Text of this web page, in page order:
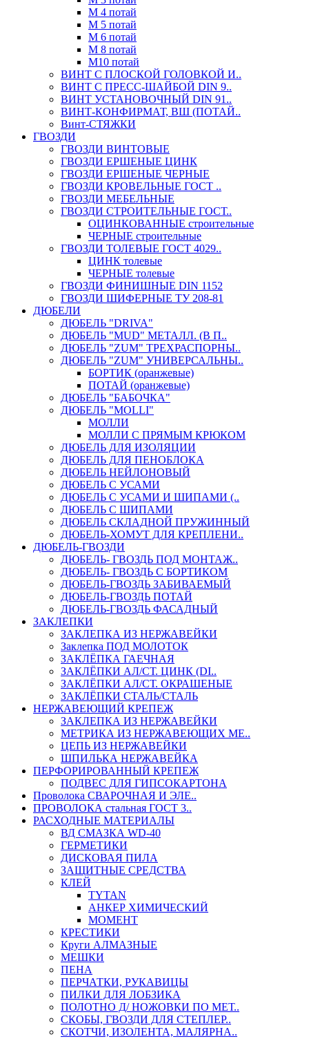
М 4 потай
М 5 потай
М 6 потай
М 8 потай
М10 потай
ВИНТ С ПЛОСКОЙ ГОЛОВКОЙ И..
ВИНТ С ПРЕСС-ШАЙБОЙ DIN 9..
ВИНТ УСТАНОВОЧНЫЙ DIN 91..
ВИНТ-КОНФИРМАТ, ВШ (ПОТАЙ..
Винт-СТЯЖКИ
ГВОЗДИ
ГВОЗДИ ВИНТОВЫЕ
ГВОЗДИ ЕРШЕНЫЕ ЦИНК
ГВОЗДИ ЕРШЕНЫЕ ЧЕРНЫЕ
ГВОЗДИ КРОВЕЛЬНЫЕ ГОСТ ..
ГВОЗДИ МЕБЕЛЬНЫЕ
ГВОЗДИ СТРОИТЕЛЬНЫЕ ГОСТ..
ОЦИНКОВАННЫЕ строительные
ЧЕРНЫЕ строительные
ГВОЗДИ ТОЛЕВЫЕ ГОСТ 4029..
ЦИНК толевые
ЧЕРНЫЕ толевые
ГВОЗДИ ФИНИШНЫЕ DIN 1152
ГВОЗДИ ШИФЕРНЫЕ ТУ 208-81
ДЮБЕЛИ
ДЮБЕЛЬ "DRIVA"
ДЮБЕЛЬ "MUD" МЕТАЛЛ. (В П..
ДЮБЕЛЬ "ZUM" ТРЕХРАСПОРНЫ..
ДЮБЕЛЬ "ZUM" УНИВЕРСАЛЬНЫ..
БОРТИК (оранжевые)
ПОТАЙ (оранжевые)
ДЮБЕЛЬ "БАБОЧКА"
ДЮБЕЛЬ "МOLLI"
МОЛЛИ
МОЛЛИ С ПРЯМЫМ КРЮКОМ
ДЮБЕЛЬ ДЛЯ ИЗОЛЯЦИИ
ДЮБЕЛЬ ДЛЯ ПЕНОБЛОКА
ДЮБЕЛЬ НЕЙЛОНОВЫЙ
ДЮБЕЛЬ С УСАМИ
ДЮБЕЛЬ С УСАМИ И ШИПАМИ (..
ДЮБЕЛЬ С ШИПАМИ
ДЮБЕЛЬ СКЛАДНОЙ ПРУЖИННЫЙ
ДЮБЕЛЬ-ХОМУТ ДЛЯ КРЕПЛЕНИ..
ДЮБЕЛЬ-ГВОЗДИ
ДЮБЕЛЬ- ГВОЗДЬ ПОД МОНТАЖ..
ДЮБЕЛЬ- ГВОЗДЬ С БОРТИКОМ
ДЮБЕЛЬ-ГВОЗДЬ ЗАБИВАЕМЫЙ
ДЮБЕЛЬ-ГВОЗДЬ ПОТАЙ
ДЮБЕЛЬ-ГВОЗДЬ ФАСАДНЫЙ
ЗАКЛЕПКИ
ЗАКЛЕПКА ИЗ НЕРЖАВЕЙКИ
Заклепка ПОД МОЛОТОК
ЗАКЛЁПКА ГАЕЧНАЯ
ЗАКЛЁПКИ АЛ/СТ. ЦИНК (DI..
ЗАКЛЁПКИ АЛ/СТ. ОКРАШЕНЫЕ
ЗАКЛЁПКИ СТАЛЬ/СТАЛЬ
НЕРЖАВЕЮЩИЙ КРЕПЕЖ
ЗАКЛЕПКА ИЗ НЕРЖАВЕЙКИ
МЕТРИКА ИЗ НЕРЖАВЕЮЩИХ МЕ..
ЦЕПЬ ИЗ НЕРЖАВЕЙКИ
ШПИЛЬКА НЕРЖАВЕЙКА
ПЕРФОРИРОВАННЫЙ КРЕПЕЖ
ПОДВЕС ДЛЯ ГИПСОКАРТОНА
Проволока СВАРОЧНАЯ И ЭЛЕ..
ПРОВОЛОКА стальная ГОСТ 3..
РАСХОДНЫЕ МАТЕРИАЛЫ
ВД СМАЗКА WD-40
ГЕРМЕТИКИ
ДИСКОВАЯ ПИЛА
ЗАЩИТНЫЕ СРЕДСТВА
КЛЕЙ
TYTAN
АНКЕР ХИМИЧЕСКИЙ
МОМЕНТ
КРЕСТИКИ
Круги АЛМАЗНЫЕ
МЕШКИ
ПЕНА
ПЕРЧАТКИ, РУКАВИЦЫ
ПИЛКИ ДЛЯ ЛОБЗИКА
ПОЛОТНО Д/ НОЖОВКИ ПО МЕТ..
СКОБЫ, ГВОЗДИ ДЛЯ СТЕПЛЕР..
СКОТЧИ, ИЗОЛЕНТА, МАЛЯРНА..